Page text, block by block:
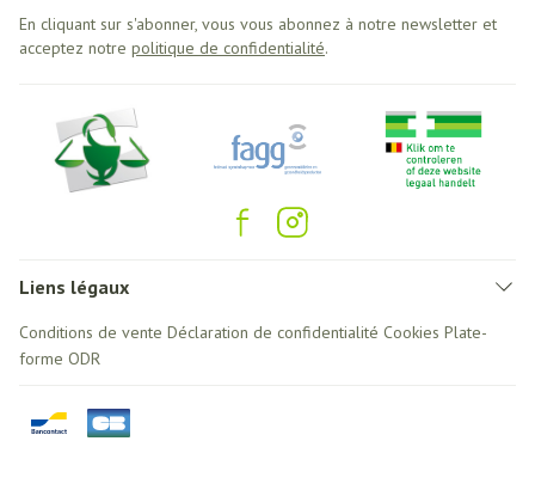
En cliquant sur s'abonner, vous vous abonnez à notre newsletter et
acceptez notre politique de confidentialité.
Liens légaux
Conditions de vente Déclaration de confidentialité Cookies Plate-
forme ODR